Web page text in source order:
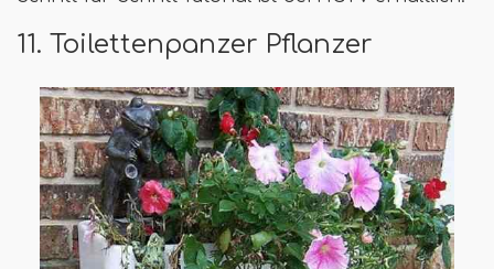
11. Toilettenpanzer Pflanzer